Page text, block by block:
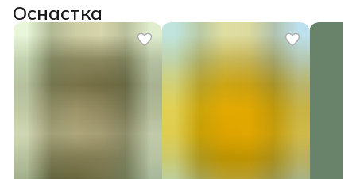
Оснастка